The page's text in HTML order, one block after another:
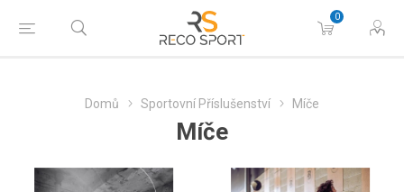
0
Domů Sportovní Příslušenství Míče
Míče